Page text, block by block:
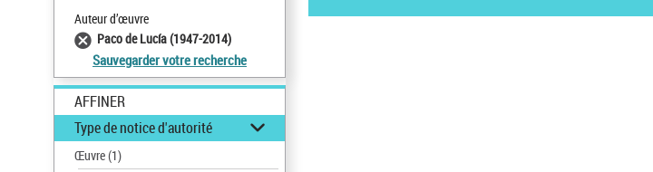
Auteur d’œuvre
Paco de Lucía (1947-2014)
Sauvegarder votre recherche
AFFINER
Type de notice d'autorité
Œuvre(1)